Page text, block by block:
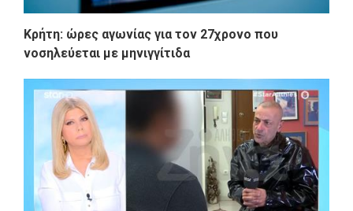
Κρήτη: ώρες αγωνίας για τον 27χρονο που
νοσηλεύεται με μηνιγγίτιδα